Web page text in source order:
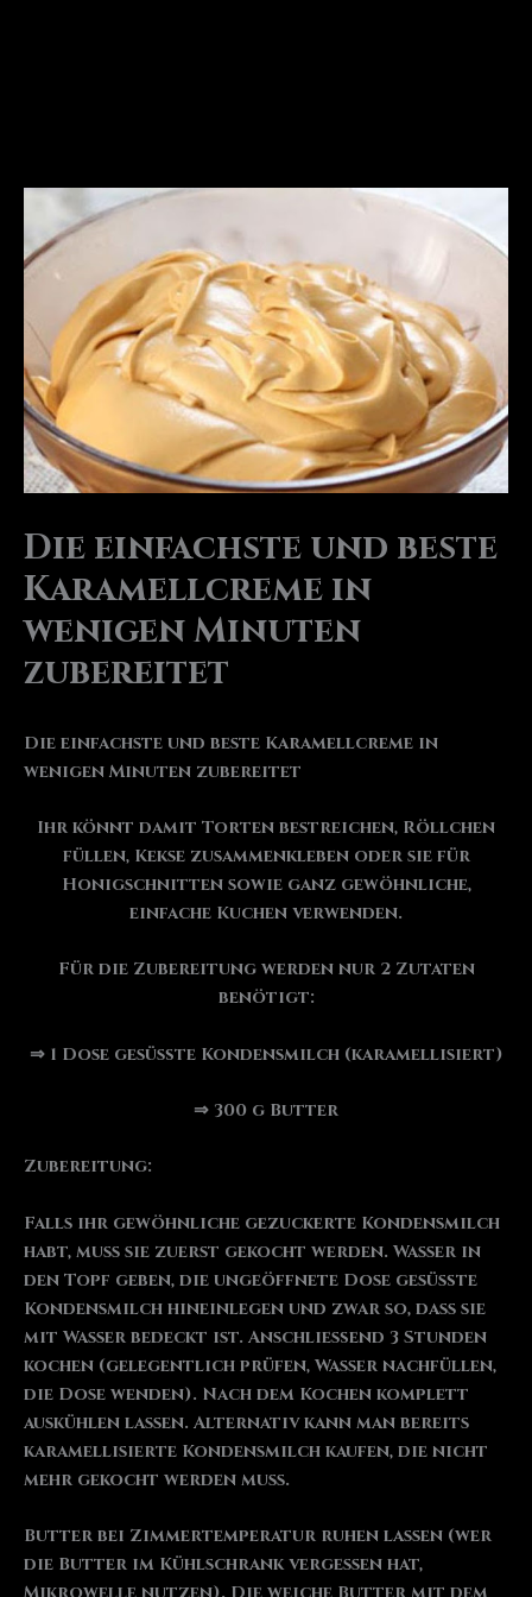
Die einfachste und beste
Karamellcreme in
wenigen Minuten
zubereitet
Die einfachste und beste Karamellcreme in
wenigen Minuten zubereitet
Ihr könnt damit Torten bestreichen, Röllchen
füllen, Kekse zusammenkleben oder sie für
Honigschnitten sowie ganz gewöhnliche,
einfache Kuchen verwenden.
Für die Zubereitung werden nur 2 Zutaten
benötigt:
⇒ 1 Dose gesüßte Kondensmilch (karamellisiert)
⇒ 300 g Butter
Zubereitung:
Falls ihr gewöhnliche gezuckerte Kondensmilch
habt, muss sie zuerst gekocht werden. Wasser in
den Topf geben, die ungeöffnete Dose gesüßte
Kondensmilch hineinlegen und zwar so, dass sie
mit Wasser bedeckt ist. Anschließend 3 Stunden
kochen (gelegentlich prüfen, Wasser nachfüllen,
die Dose wenden). Nach dem Kochen komplett
auskühlen lassen. Alternativ kann man bereits
karamellisierte Kondensmilch kaufen, die nicht
mehr gekocht werden muss.
Butter bei Zimmertemperatur ruhen lassen (wer
die Butter im Kühlschrank vergessen hat,